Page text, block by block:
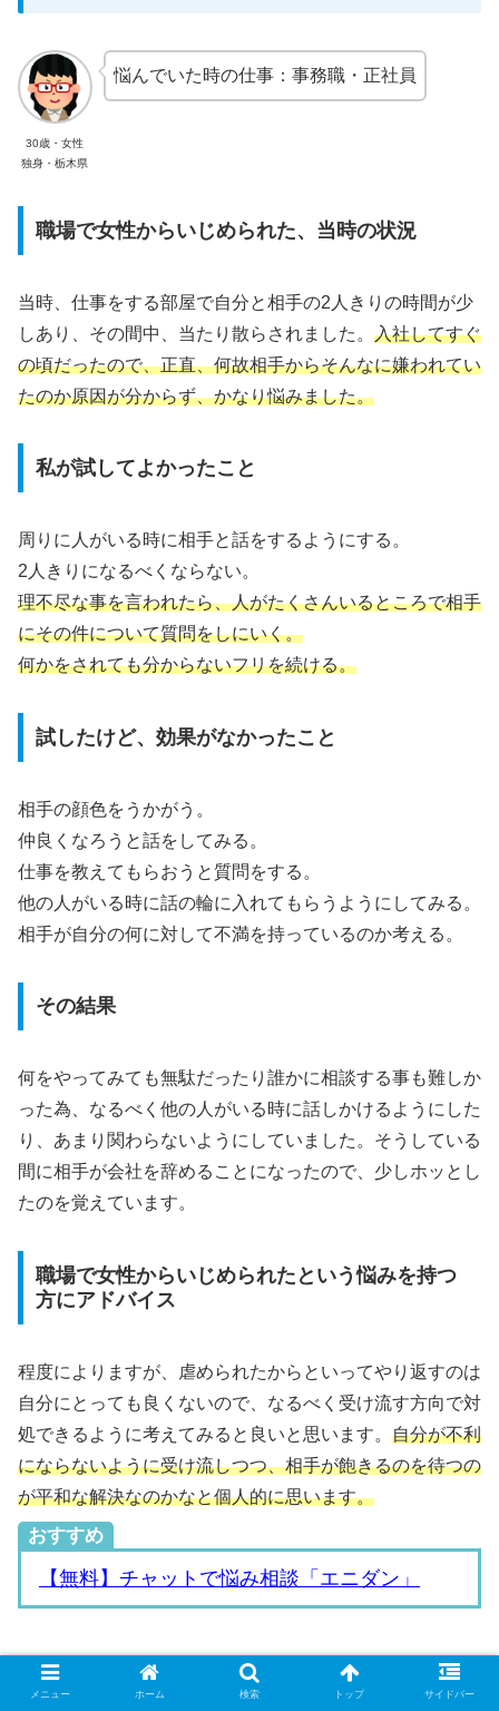
30歳・女性
独身・栃木県
悩んでいた時の仕事：事務職・正社員
職場で女性からいじめられた、当時の状況
当時、仕事をする部屋で自分と相手の2人きりの時間が少
しあり、その間中、当たり散らされました。 入社してすぐ
の頃だったので、正直、何故相手からそんなに嫌われてい
たのか原因が分からず、かなり悩みました。
私が試してよかったこと
周りに人がいる時に相手と話をするようにする。
2人きりになるべくならない。
理不尽な事を言われたら、人がたくさんいるところで相手
にその件について質問をしにいく。
何かをされても分からないフリを続ける。
試したけど、効果がなかったこと
相手の顔色をうかがう。
仲良くなろうと話をしてみる。
仕事を教えてもらおうと質問をする。
他の人がいる時に話の輪に入れてもらうようにしてみる。
相手が自分の何に対して不満を持っているのか考える。
その結果
何をやってみても無駄だったり誰かに相談する事も難しか
った為、なるべく他の人がいる時に話しかけるようにした
り、あまり関わらないようにしていました。そうしている
間に相手が会社を辞めることになったので、少しホッとし
たのを覚えています。
職場で女性からいじめられたという悩みを持つ
方にアドバイス
程度によりますが、虐められたからといってやり返すのは
自分にとっても良くないので、なるべく受け流す方向で対
処できるように考えてみると良いと思います。 自分が不利
にならないように受け流しつつ、相手が飽きるのを待つの
が平和な解決なのかなと個人的に思います。
おすすめ
【無料】チャットで悩み相談「エニダン」
仕事
メニュー ホーム 検索 トップ サイドバー